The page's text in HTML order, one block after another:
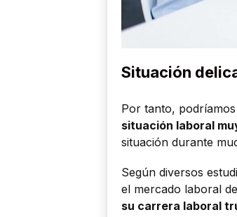
Situación
Por tanto, podríamos
situación laboral
situación durante
Según diversos
el mercado laboral
su carrera laboral